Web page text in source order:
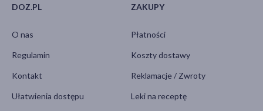
DOZ.PL
O nas
Regulamin
Kontakt
Ułatwienia dostępu
ZAKUPY
Płatności
Koszty dostawy
Reklamacje / Zwroty
Leki na receptę